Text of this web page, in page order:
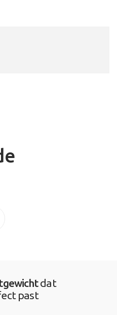
dat
past